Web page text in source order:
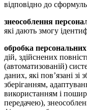
відповідно до
знеособлення
які дають змогу
обробка
дій, здійснених
(автоматизованій)
даних, які пов’язані
зберіганням,
використанням і
передачею),